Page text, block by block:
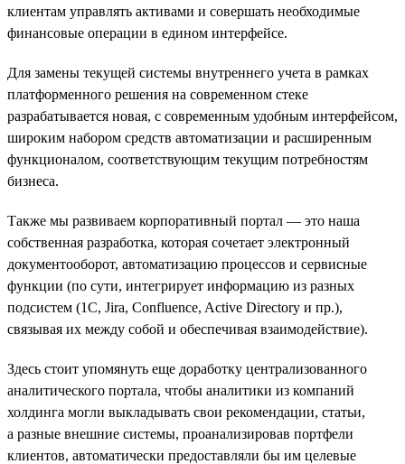
клиентам управлять активами и совершать необходимые
финансовые операции в едином интерфейсе.
Для замены текущей системы внутреннего учета в рамках
платформенного решения на современном стеке
разрабатывается новая, с современным удобным интерфейсом,
широким набором средств автоматизации и расширенным
функционалом, соответствующим текущим потребностям
бизнеса.
Также мы развиваем корпоративный портал — это наша
собственная разработка, которая сочетает электронный
документооборот, автоматизацию процессов и сервисные
функции (по сути, интегрирует информацию из разных
подсистем (1С, Jira, Confluence, Active Directory и пр.),
связывая их между собой и обеспечивая взаимодействие).
Здесь стоит упомянуть еще доработку централизованного
аналитического портала, чтобы аналитики из компаний
холдинга могли выкладывать свои рекомендации, статьи,
а разные внешние системы, проанализировав портфели
клиентов, автоматически предоставляли бы им целевые